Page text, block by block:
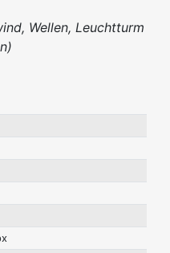
Wellen, Leuchtturm